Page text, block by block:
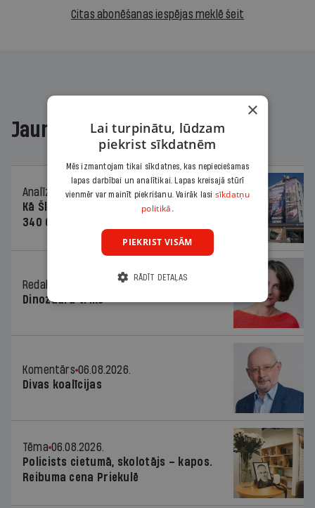
Citas abonēšanas iespējas meklē šeit
Jaunākajā žurnālā
Analīze
06.08.2026.
Kā Šlesera partija palika nesodīta par
340 000 vērtu reklāmas kampaņu
Redaktores sleja
06.08.2026.
Dinozaura triks
Komentārs 06.08.2026.
Divas koalīcijas
Tēma 06.08.2026.
Policists cietumā, skolotājs – kapos.
Reibuma cena Priekulē
×
Lai turpinātu, lūdzam
piekrist sīkdatnēm
Mēs izmantojam tikai sīkdatnes, kas nepieciešamas
lapas darbībai un analītikai. Lapas kreisajā stūrī
vienmēr var mainīt piekrišanu. Vairāk lasi sīkdatņu
politikā.
PIEKRIST VISĀM
RĀDĪT DETAĻAS